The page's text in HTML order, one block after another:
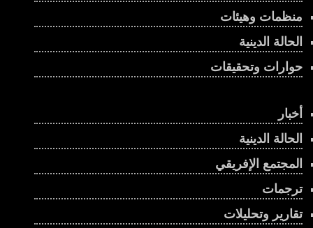
الإفريقي؟
00:03:45
00:00:56
بنين سباق رئاسي محتدم ومعارضة منقسمة
منظمات وهيئات
الحالة الدينية
حوارات وتحقيقات
أخبار
الحالة الدينية
المجتمع الإفريقي
ترجمات
تقارير وتحليلات